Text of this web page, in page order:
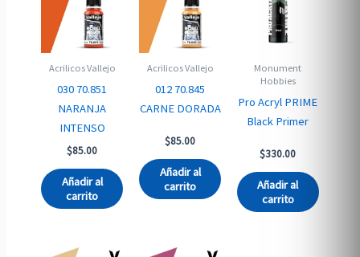
Acrilicos Vallejo
030 70.851
NARANJA
INTENSO
$85.00
Añadir al
carrito
Acrilicos Vallejo
012 70.845
CARNE DORADA
$85.00
Añadir al
carrito
Monument
Hobbies
Pro Acryl PRIME
Black Primer
$330.00
Añadir al
carrito